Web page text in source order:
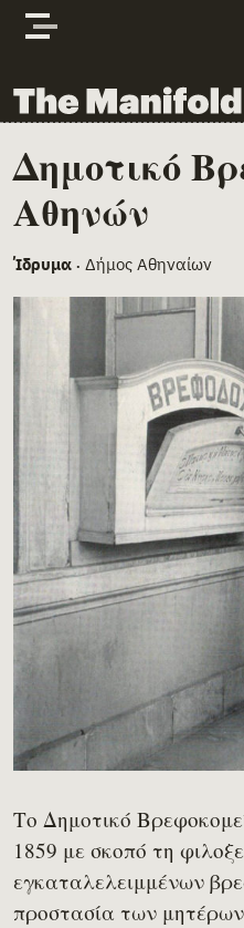
Skip to content
The Manifold Files
Main Page
Δημοτικό
Αθηνών
Ίδρυμα • Δήμος Αθηναίων
Το Δημοτικό
1859 με σκοπό τη
εγκαταλελειμμένων
προστασία των